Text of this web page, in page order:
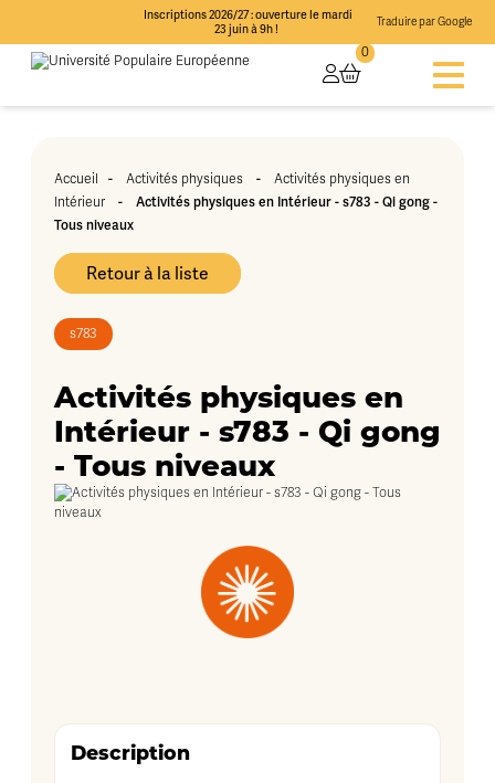
Inscriptions 2026/27 : ouverture le mardi
23 juin à 9h !
Traduire par Google
0
Accueil - Activités physiques - Activités physiques en
Intérieur
- Activités physiques en Intérieur - s783 - Qi gong -
Tous niveaux
Retour à la liste
s783
Activités physiques en
Intérieur - s783 - Qi gong
- Tous niveaux
Description